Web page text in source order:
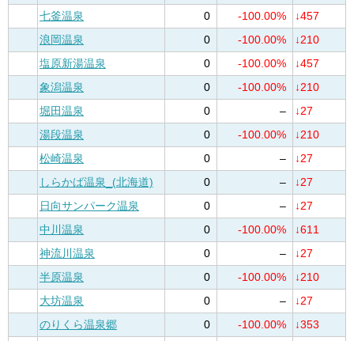
七釜温泉
0 -100.00%
↓457
浪岡温泉
0 -100.00%
↓210
塩原新湯温泉
0 -100.00%
↓457
象潟温泉
0 -100.00%
↓210
堀田温泉
0 –
↓27
湯段温泉
0 -100.00%
↓210
松崎温泉
0 –
↓27
しらかば温泉_(北海道)
0 –
↓27
日向サンパーク温泉
0 –
↓27
中川温泉
0 -100.00%
↓611
神流川温泉
0 –
↓27
半原温泉
0 -100.00%
↓210
大坊温泉
0 –
↓27
のりくら温泉郷
0 -100.00%
↓353